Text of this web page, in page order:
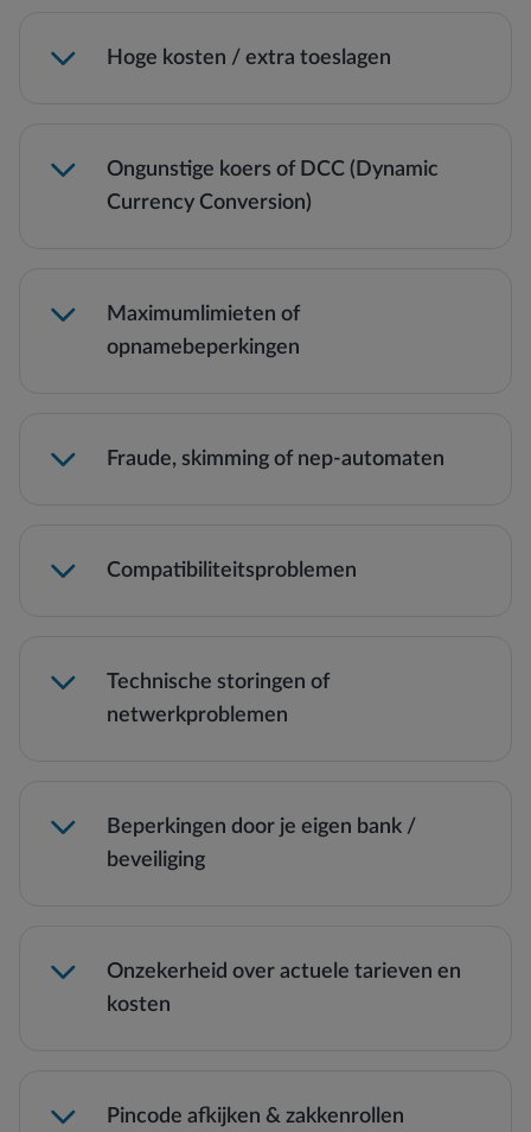
Hoge kosten / extra toeslagen
Let op: lokale ATM’s en banken kunnen extra
Ongunstige koers of DCC (Dynamic
Currency Conversion)
Maximumlimieten of
opnamebeperkingen
Fraude, skimming of nep-automaten
Compatibiliteitsproblemen
Technische storingen of
netwerkproblemen
Storingen of netwerkproblemen kunnen
Beperkingen door je eigen bank /
beveiliging
Onzekerheid over actuele tarieven en
kosten
Pincode afkijken & zakkenrollen